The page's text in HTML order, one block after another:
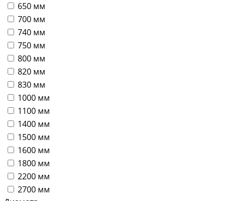
650 мм
700 мм
740 мм
750 мм
800 мм
820 мм
830 мм
1000 мм
1100 мм
1400 мм
1500 мм
1600 мм
1800 мм
2200 мм
2700 мм